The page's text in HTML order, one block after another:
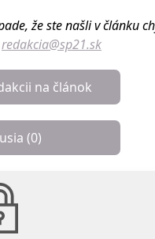
že ste našli v článku
redakcia@sp21.sk
na článok
(0)